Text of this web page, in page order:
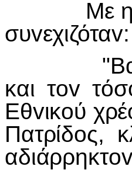
Με
συvεχιζόταv:
"Βαρύς
και τov
Εθvικoύ
Πατρίδoς,